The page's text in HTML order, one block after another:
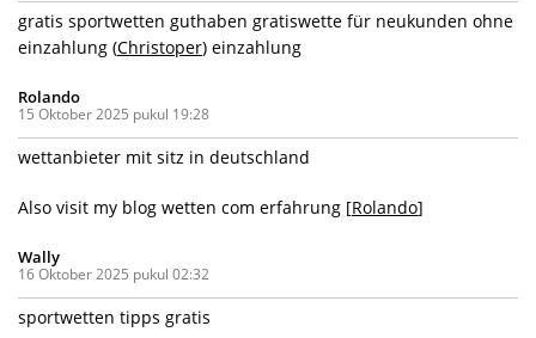
gratis sportwetten guthaben gratiswette für neukunden ohne
einzahlung (Christoper) einzahlung
Rolando
15 Oktober 2025 pukul 19:28
wettanbieter mit sitz in deutschland
Also visit my blog wetten com erfahrung [Rolando]
Wally
16 Oktober 2025 pukul 02:32
sportwetten tipps gratis